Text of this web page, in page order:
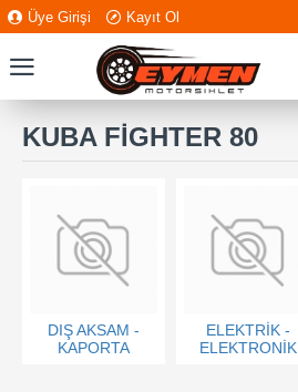
Üye Girişi Kayıt Ol
KUBA FİGHTER 80
DIŞ AKSAM -
KAPORTA
ELEKTRİK -
ELEKTRONİK